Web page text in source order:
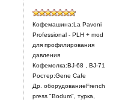
Кофемашина:La Pavoni
Professional - PLH + mod
для профилирования
давления
Кофемолка:BJ-68 , BJ-71
Ростер:Gene Cafe
Др. оборудованиеFrench
press "Bodum", турка,